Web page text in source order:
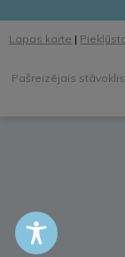
Lapas karte |
Pašreizējais